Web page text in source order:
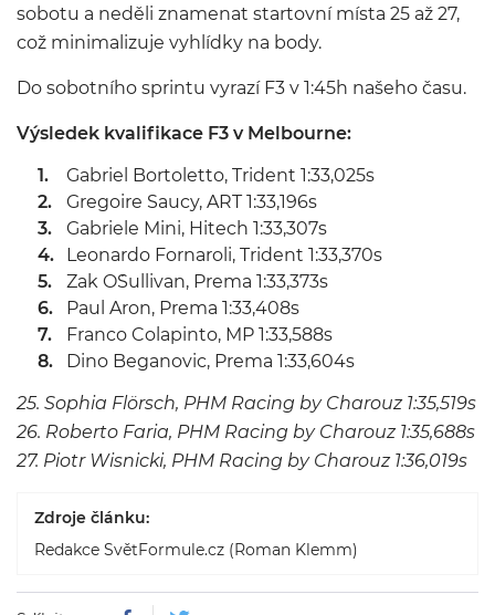
sobotu a neděli znamenat startovní místa 25 až 27,
což minimalizuje vyhlídky na body.
Do sobotního sprintu vyrazí F3 v 1:45h našeho času.
Výsledek kvalifikace F3 v Melbourne:
Gabriel Bortoletto, Trident 1:33,025s
Gregoire Saucy, ART 1:33,196s
Gabriele Mini, Hitech 1:33,307s
Leonardo Fornaroli, Trident 1:33,370s
Zak O´Sullivan, Prema 1:33,373s
Paul Aron, Prema 1:33,408s
Franco Colapinto, MP 1:33,588s
Dino Beganovic, Prema 1:33,604s
25. Sophia Flörsch, PHM Racing by Charouz 1:35,519s
26. Roberto Faria, PHM Racing by Charouz 1:35,688s
27. Piotr Wisnicki, PHM Racing by Charouz 1:36,019s
Zdroje článku:
Redakce SvětFormule.cz (Roman Klemm)